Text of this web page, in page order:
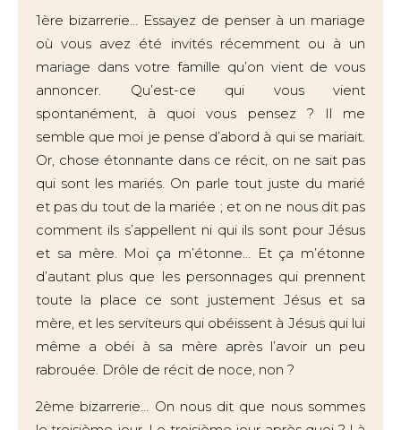
1ère bizarrerie… Essayez de penser à un mariage
où vous avez été invités récemment ou à un
mariage dans votre famille qu’on vient de vous
annoncer. Qu’est-ce qui vous vient
spontanément, à quoi vous pensez ? Il me
semble que moi je pense d’abord à qui se mariait.
Or, chose étonnante dans ce récit, on ne sait pas
qui sont les mariés. On parle tout juste du marié
et pas du tout de la mariée ; et on ne nous dit pas
comment ils s’appellent ni qui ils sont pour Jésus
et sa mère. Moi ça m’étonne… Et ça m’étonne
d’autant plus que les personnages qui prennent
toute la place ce sont justement Jésus et sa
mère, et les serviteurs qui obéissent à Jésus qui lui
même a obéi à sa mère après l’avoir un peu
rabrouée. Drôle de récit de noce, non ?
2ème bizarrerie… On nous dit que nous sommes